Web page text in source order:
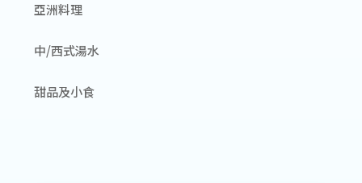
亞洲料理
中/西式湯水
甜品及小食